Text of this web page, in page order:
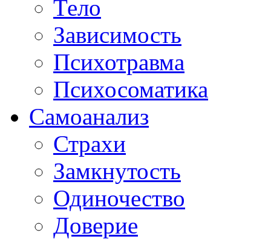
Тело
Зависимость
Психотравма
Психосоматика
Самоанализ
Страхи
Замкнутость
Одиночество
Доверие